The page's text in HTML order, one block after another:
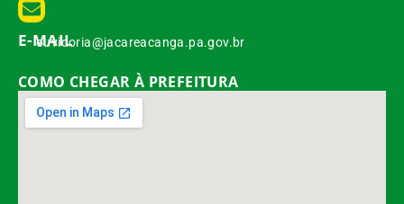
E-MAIL
ouvidoria@jacareacanga.pa.gov.br
COMO CHEGAR À PREFEITURA